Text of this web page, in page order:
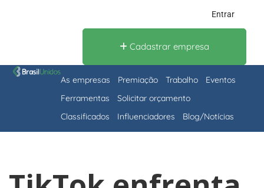
Entrar
Cadastrar empresa
As empresas Premiação Trabalho
Eventos
Ferramentas
Solicitar orçamento
Classificados
Influenciadores Blog/Notícias